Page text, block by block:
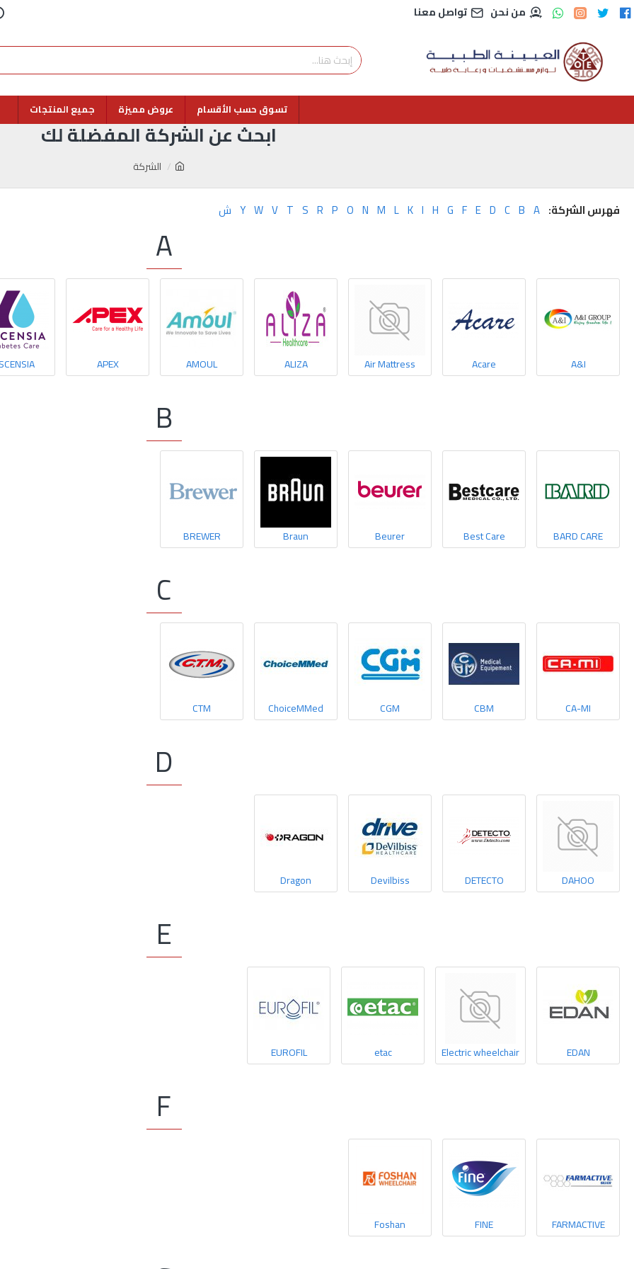
من نحن تواصل معنا
تسوق حسب الأقسام عروض مميزة جميع المنتجات
الشركة
ابحث عن الشركة المفضلة لك
فهرس الشركة: A
B
C
D
E
F
G
H
I
K
L
M
N
O
P
R
S
T
V
W
Y ش
A
A&I
Acare
Air Mattress
ALIZA
AMOUL
APEX
B
BARD CARE
Best Care
Beurer
Braun
BREWER
C
CA-MI
CBM
CGM
ChoiceMMed
CTM
D
DAHOO
DETECTO
Devilbiss
Dragon
E
EDAN
Electric wheelchair
etac
EUROFIL
F
FARMACTIVE
FINE
Foshan